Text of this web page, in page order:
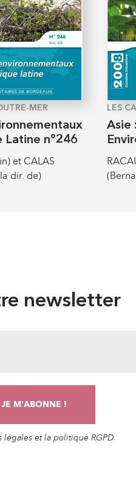
MER
Latine n°246
et CALAS
dir. de)
LES
Asie
newsletter
légales et la politique RGPD